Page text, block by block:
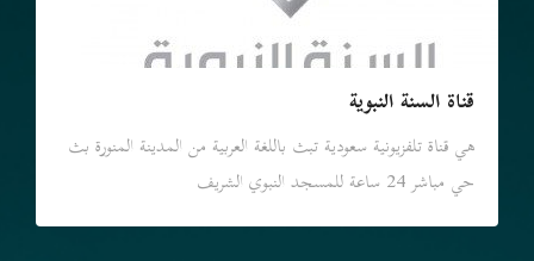
قناة السنة النبوية
هي قناة تلفزيونية سعودية تبث باللغة العربية من المدينة المنورة بث
حي مباشر 24 ساعة للمسجد النبوي الشريف